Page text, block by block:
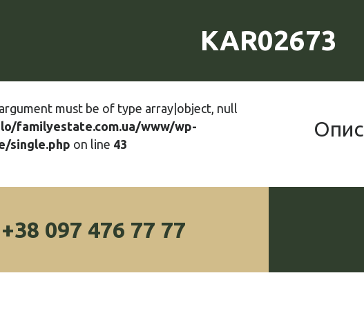
KAR02673
Опис
must be of type array|object, null
familyestate.com.ua/www/wp-
single.php on line 43
+38 097 476 77 77